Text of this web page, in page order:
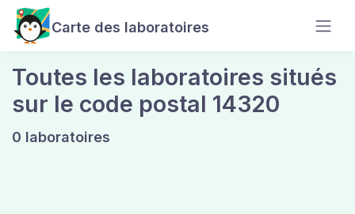
Carte des laboratoires
Toutes les laboratoires situés
sur le code postal 14320
0 laboratoires